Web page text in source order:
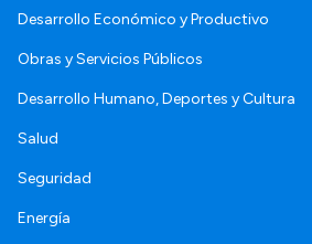
Desarrollo Económico y Productivo
Obras y Servicios Públicos
Desarrollo Humano, Deportes y Cultura
Salud
Seguridad
Energía